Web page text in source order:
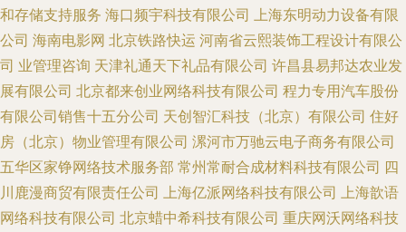
和存储支持服务 海口频宇科技有限公司
上海东明动力设备有限
公司 海南电影网 北京铁路快运 河南省云熙装饰工程设计有限公
司 业管理咨询 天津礼通天下礼品有限公司 许昌县易邦达农业发
展有限公司 北京都来创业网络科技有限公司 程力专用汽车股份
有限公司销售十五分公司 天创智汇科技（北京）有限公司 住好
房（北京）物业管理有限公司 漯河市万驰云电子商务有限公司
五华区家铮网络技术服务部 常州常耐合成材料科技有限公司 四
川鹿漫商贸有限责任公司
上海亿派网络科技有限公司
上海歆语
网络科技有限公司 北京蜡中希科技有限公司 重庆网沃网络科技